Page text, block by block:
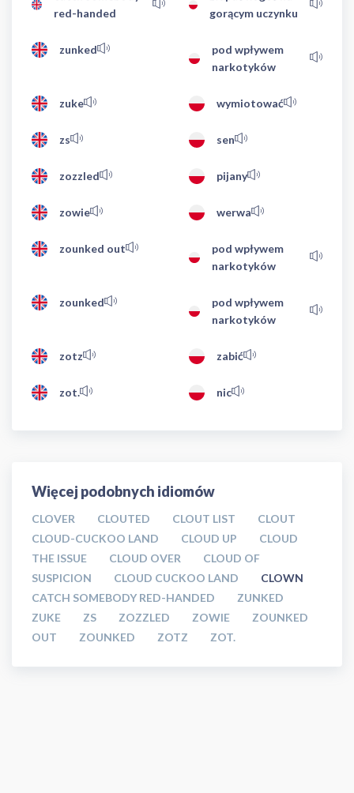
red-handed
gorącym uczynku
zunked
pod wpływem
narkotyków
zuke wymiotować
zs sen
zozzled pijany
zowie werwa
zounked out
pod wpływem
narkotyków
zounked
pod wpływem
narkotyków
zotz zabić
zot. nic
Więcej podobnych idiomów
CLOVER CLOUTED CLOUT LIST
CLOUT
CLOUD-CUCKOO LAND
CLOUD UP
CLOUD
THE ISSUE
CLOUD OVER
CLOUD OF
SUSPICION
CLOUD CUCKOO LAND
CLOWN
CATCH SOMEBODY RED-HANDED
ZUNKED
ZUKE
ZS ZOZZLED ZOWIE
ZOUNKED
OUT
ZOUNKED ZOTZ ZOT.